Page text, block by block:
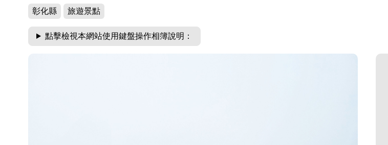
彰化縣 旅遊景點
點擊檢視本網站使用鍵盤操作相簿說明：